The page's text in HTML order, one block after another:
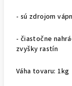
- sú zdrojom
- čiastočne
zvyšky rastín
Váha tovaru: 1kg